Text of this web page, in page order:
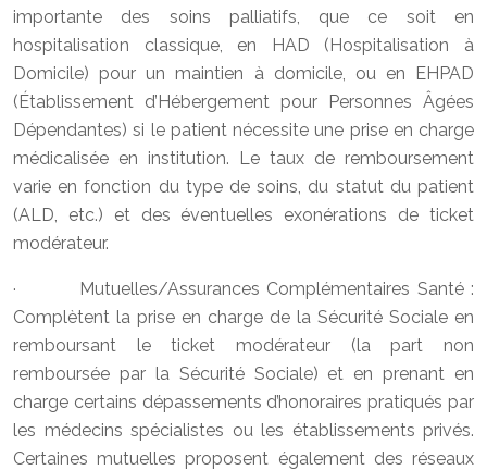
importante des soins palliatifs, que ce soit en
hospitalisation classique, en HAD (Hospitalisation à
Domicile) pour un maintien à domicile, ou en EHPAD
(Établissement d’Hébergement pour Personnes Âgées
Dépendantes) si le patient nécessite une prise en charge
médicalisée en institution. Le taux de remboursement
varie en fonction du type de soins, du statut du patient
(ALD, etc.) et des éventuelles exonérations de ticket
modérateur.
· Mutuelles/Assurances Complémentaires Santé :
Complètent la prise en charge de la Sécurité Sociale en
remboursant le ticket modérateur (la part non
remboursée par la Sécurité Sociale) et en prenant en
charge certains dépassements d’honoraires pratiqués par
les médecins spécialistes ou les établissements privés.
Certaines mutuelles proposent également des réseaux